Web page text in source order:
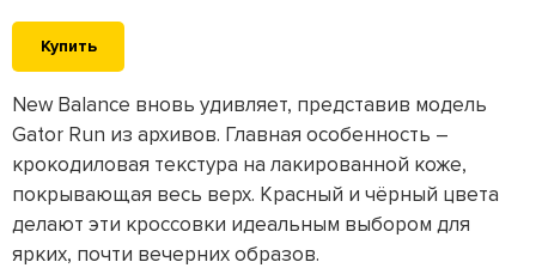
Купить
New Balance вновь удивляет, представив модель
Gator Run из архивов. Главная особенность –
крокодиловая текстура на лакированной коже,
покрывающая весь верх. Красный и чёрный цвета
делают эти кроссовки идеальным выбором для
ярких, почти вечерних образов.